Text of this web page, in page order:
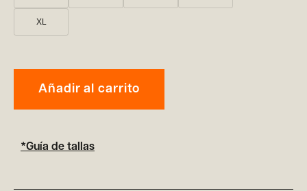
XL
Añadir al carrito
*Guía de tallas